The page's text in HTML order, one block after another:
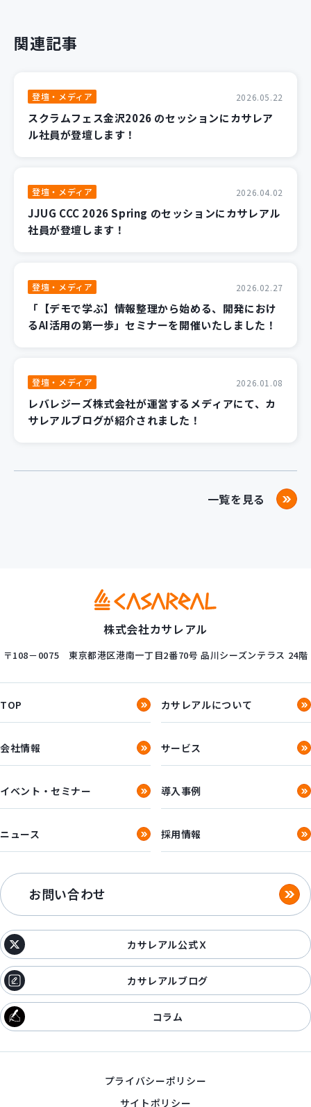
関連記事
登壇・メディア 2026.05.22
スクラムフェス金沢2026 のセッションにカサレア
ル社員が登壇します！
登壇・メディア 2026.04.02
JJUG CCC 2026 Spring のセッションにカサレアル
社員が登壇します！
登壇・メディア 2026.02.27
「【デモで学ぶ】情報整理から始める、開発におけ
るAI活用の第一歩」セミナーを開催いたしました！
登壇・メディア 2026.01.08
レバレジーズ株式会社が運営するメディアにて、カ
サレアルブログが紹介されました！
一覧を見る
株式会社カサレアル
〒108－0075 東京都港区港南一丁目2番70号 品川シーズンテラス 24階
TOP カサレアルについて
会社情報 サービス
イベント・セミナー 導入事例
ニュース 採用情報
お問い合わせ
カサレアル公式Ｘ
カサレアルブログ
コラム
プライバシーポリシー
サイトポリシー